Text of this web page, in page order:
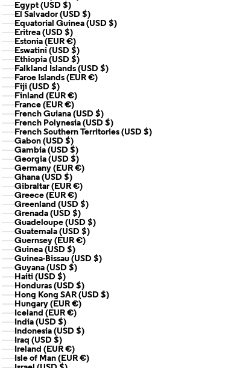
Egypt (USD $)
El Salvador (USD $)
Equatorial Guinea (USD $)
Eritrea (USD $)
Estonia (EUR €)
Eswatini (USD $)
Ethiopia (USD $)
Falkland Islands (USD $)
Faroe Islands (EUR €)
Fiji (USD $)
Finland (EUR €)
France (EUR €)
French Guiana (USD $)
French Polynesia (USD $)
French Southern Territories (USD $)
Gabon (USD $)
Gambia (USD $)
Georgia (USD $)
Germany (EUR €)
Ghana (USD $)
Gibraltar (EUR €)
Greece (EUR €)
Greenland (USD $)
Grenada (USD $)
Guadeloupe (USD $)
Guatemala (USD $)
Guernsey (EUR €)
Guinea (USD $)
Guinea-Bissau (USD $)
Guyana (USD $)
Haiti (USD $)
Honduras (USD $)
Hong Kong SAR (USD $)
Hungary (EUR €)
Iceland (EUR €)
India (USD $)
Indonesia (USD $)
Iraq (USD $)
Ireland (EUR €)
Isle of Man (EUR €)